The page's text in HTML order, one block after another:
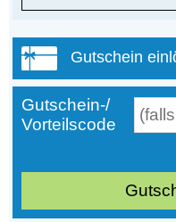
Gutschein
Gutschein-/
Vorteilscode